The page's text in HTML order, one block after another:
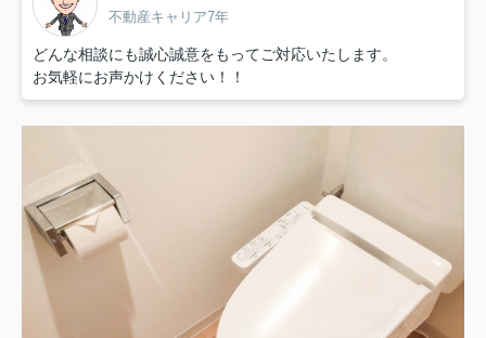
不動産キャリア7年
どんな相談にも誠心誠意をもってご対応いたします。
お気軽にお声かけください！！